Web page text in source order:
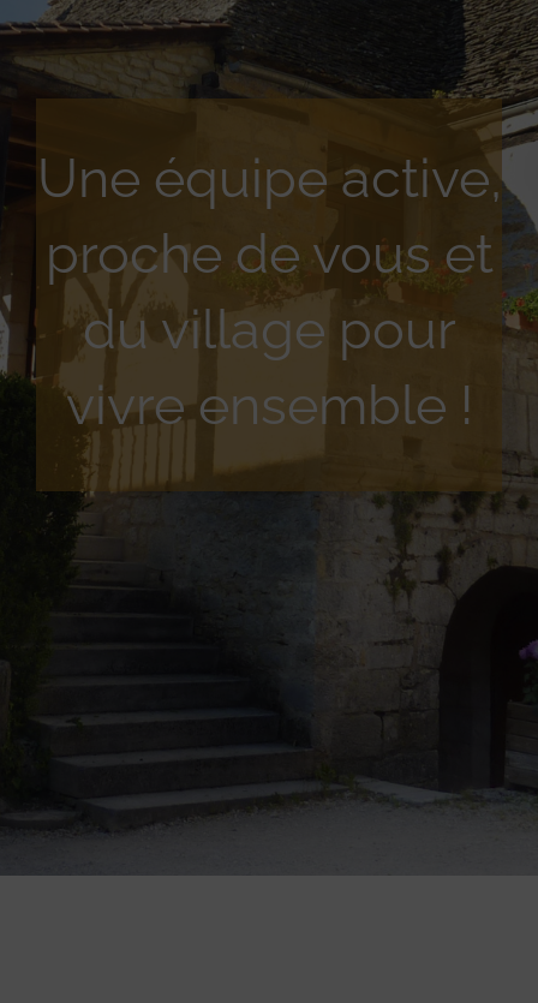
Une équipe active,
proche de vous et
du village pour
vivre ensemble !